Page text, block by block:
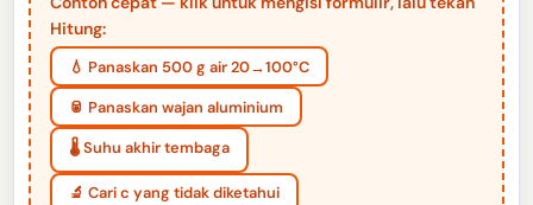
Hitung:
💧 Panaskan 500 g air 20→100°C
🥫 Panaskan wajan aluminium
🌡️ Suhu akhir tembaga
🔬 Cari c yang tidak diketahui